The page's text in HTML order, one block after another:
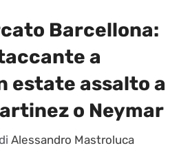
Barcellona:
a
estate assalto a
o Neymar
Alessandro Mastroluca